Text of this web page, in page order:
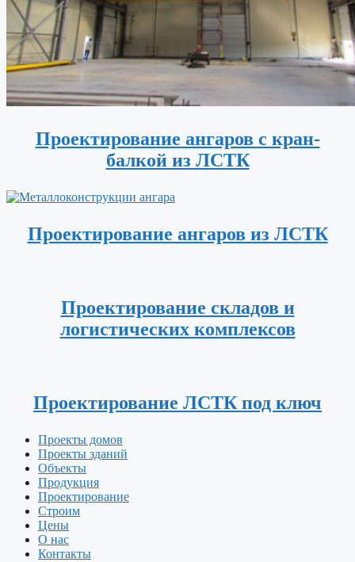
Проектирование ангаров с кран-
балкой из ЛСТК
Проектирование ангаров из ЛСТК
Проектирование складов и
логистических комплексов
Проектирование ЛСТК под ключ
Проекты домов
Проекты зданий
Объекты
Продукция
Проектирование
Строим
Цены
О нас
Контакты